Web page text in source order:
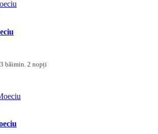
3 băimin. 2 nopți